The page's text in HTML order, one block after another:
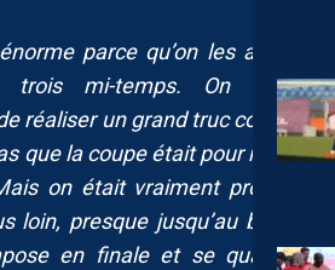
parce qu’on les a fait
trois mi-temps. On était
réaliser un grand truc contre
que la coupe était pour nous
on était vraiment proche
loin, presque jusqu’au bout.
en finale et se qualifie